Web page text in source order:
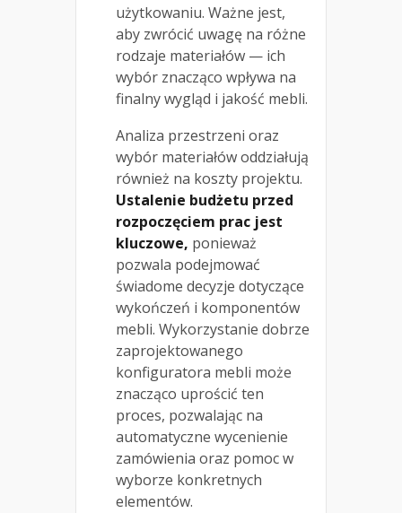
użytkowaniu. Ważne jest,
aby zwrócić uwagę na różne
rodzaje materiałów — ich
wybór znacząco wpływa na
finalny wygląd i jakość mebli.
Analiza przestrzeni oraz
wybór materiałów oddziałują
również na koszty projektu.
Ustalenie budżetu przed
rozpoczęciem prac jest
kluczowe, ponieważ
pozwala podejmować
świadome decyzje dotyczące
wykończeń i komponentów
mebli. Wykorzystanie dobrze
zaprojektowanego
konfiguratora mebli może
znacząco uprościć ten
proces, pozwalając na
automatyczne wycenienie
zamówienia oraz pomoc w
wyborze konkretnych
elementów.